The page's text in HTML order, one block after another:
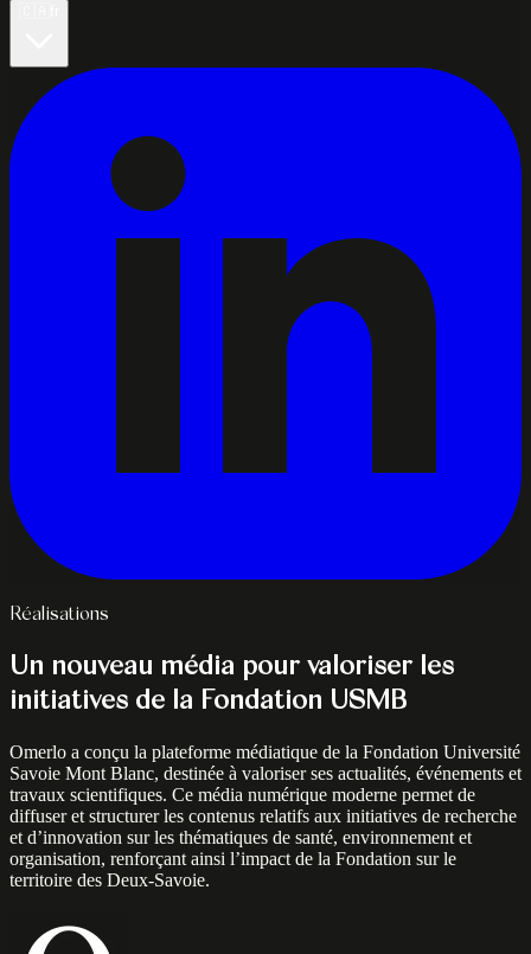
Réalisations
Un nouveau média pour valoriser les
initiatives de la Fondation USMB
Omerlo a conçu la plateforme médiatique de la Fondation Université
Savoie Mont Blanc, destinée à valoriser ses actualités, événements et
travaux scientifiques. Ce média numérique moderne permet de
diffuser et structurer les contenus relatifs aux initiatives de recherche
et d’innovation sur les thématiques de santé, environnement et
organisation, renforçant ainsi l’impact de la Fondation sur le
territoire des Deux‑Savoie.